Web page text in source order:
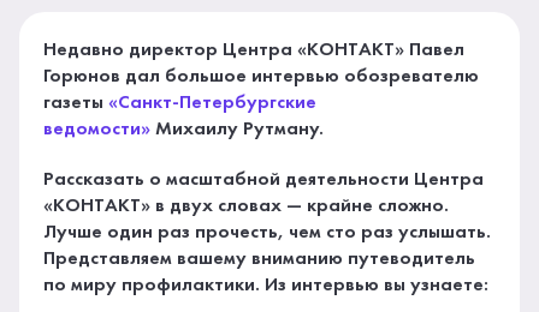
Недавно директор Центра «КОНТАКТ» Павел
Горюнов дал большое интервью обозревателю
газеты«Санкт-Петербургские
ведомости» Михаилу Рутману.
Рассказать о масштабной деятельности Центра
«КОНТАКТ» в двух словах — крайне сложно.
Лучше один раз прочесть, чем сто раз услышать.
Представляем вашему вниманию путеводитель
по миру профилактики. Из интервью вы узнаете: